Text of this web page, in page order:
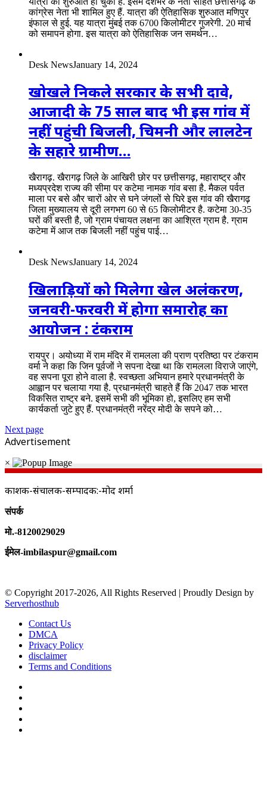
कांग्रेस नेता भी शामिल हुए हैं. यात्रा की ऐतिहासिक शुरुआत मणिपुर
इंफाल से हुई. यह यात्रा मुंबई तक 6700 किलोमीटर गुजरेगी. 20 मार्च
को समापन होगा. इस यात्रा को ऐतिहासिक जन समर्थन…
Desk NewsJanuary 14, 2024
खोखले निकले सरकार के सभी दावे,
आजादी के 75 साल बाद भी इस गांव में
नहीं पहुंची बिजली, चिमनी और लालटेन
के सहारे ग्रामीण…
खैरागढ़. खैरागढ़ जिले के आखिरी छोर पर छत्तीसगढ़, महाराष्ट्र और
मध्यप्रदेश राज्य की सीमा पर कटेमा नामक गांव बसा है. मैकल पर्वत
माला पर बसे और चारों ओर से घने जंगलों से घिरे इस गांव की खैरागढ़
जिला मुख्यालय से दूरी लगभग 60 से 65 किलोमीटर है. कटेमा 30-35
घरों की बस्ती है, जो ग्राम पंचायत लक्षना का आश्रित ग्राम है. ग्राम
कटेमा में आज तक बिजली नहीं पहुंच पाई…
Desk NewsJanuary 14, 2024
खिलाड़ियों को मिलेगा खेल अलंकरण,
जनवरी-फरवरी में होगा समारोह का
आयोजन : टंकराम
रायपुर। अयोध्या में राम मंदिर में रामलला की प्राण प्रतिष्ठा पर टंकराम
वर्मा ने कहा कि जिन पूर्वजों ने सपना देखा था कि रामलला विराजे जाएंगे,
वह सपना पूरा होने वाला है. स्वच्छता अभियान हमारे प्रधानमंत्री के
आह्वान पर चलाया गया है. प्रधानमंत्री चाहते हैं कि 2047 तक भारत
विकसित राष्ट्र बने. इसमें सभी की भूमिका हो, इसलिए हम सभी
कार्यकर्ता जुटे हुए हैं. प्रधानमंत्री नरेंद्र मोदी के सपने को…
Next page
Advertisement
×
प्रकाशक-संचालक-सम्पादक:-प्रमोद शर्मा
संपर्क
मो.-8120029029
ईमेल-imbilaspur@gmail.com
© Copyright 2017-2026, All Rights Reserved | Proudly Design by
Serverhosthub
Contact Us
DMCA
Privacy Policy
disclaimer
Terms and Conditions